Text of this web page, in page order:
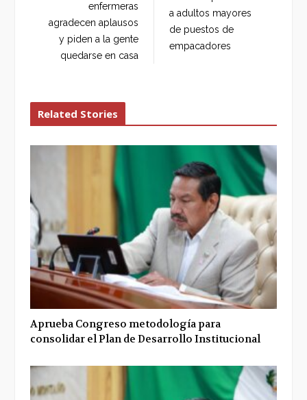
k
n
enfermeras
agradecen aplausos
y piden a la gente
quedarse en casa
a adultos mayores
de puestos de
empacadores
Related Stories
Aprueba Congreso metodología para
consolidar el Plan de Desarrollo Institucional